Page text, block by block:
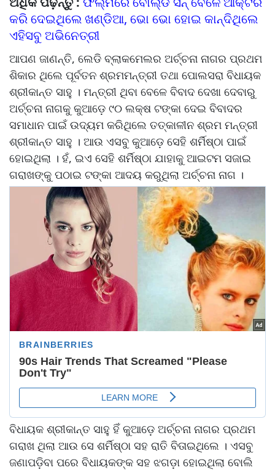
କରି ଦେଇଥିଲେ ଖଣ୍ଡିଆ, ଭୋ ଭୋ ହୋଇ କାନ୍ଦିଥିଲେ
ଏହିସବୁ ଅଭିନେତ୍ରୀ
ଆପଣ ଜାଣନ୍ତି, ଲେଡି ବ୍ଲାକମେଲର ଅର୍ଚ୍ଚନା ନାଗର ପ୍ରଥମ
ଶିକାର ଥିଲେ ପୂର୍ବତନ ଶ୍ରମମନ୍ତ୍ରୀ ତଥା ପୋଲସରା ବିଧାୟକ
ଶ୍ରୀକାନ୍ତ ସାହୁ । ମନ୍ତ୍ରୀ ଥିବା ବେଳେ ବିବାଦ ଦେଖା ଦେବାରୁ
ଅର୍ଚ୍ଚନା ନାଗକୁ କୁଆଡ଼େ ୯୦ ଲକ୍ଷ ଟଙ୍କା ଦେଇ ବିବାଦର
ସମାଧାନ ପାଇଁ ଉଦ୍ୟମ କରିଥିଲେ ତତ୍କାଳୀନ ଶ୍ରମ ମନ୍ତ୍ରୀ
ଶ୍ରୀକାନ୍ତ ସାହୁ । ଆଉ ଏସବୁ କୁଆଡ଼େ ସେହି ଶର୍ମିଷ୍ଠା ପାଇଁ
ହୋଇଥିଲା । ହଁ, ଇଏ ସେହି ଶର୍ମିଷ୍ଠା ଯାହାକୁ ଆଇଟମ ସଜାଇ
ଗରାଖଙ୍କୁ ପଠାଇ ଟଙ୍କା ଆଦୟ କରୁଥିଲା ଅର୍ଚ୍ଚନା ନାଗ ।
ବିଧାୟକ ଶ୍ରୀକାନ୍ତ ସାହୁ ହିଁ କୁଆଡ଼େ ଅର୍ଚ୍ଚନା ନାଗର ପ୍ରଥମ
ଗରାଖ ଥିଲା ଆଉ ସେ ଶର୍ମିଷ୍ଠା ସହ ରାତି ବିତାଇଥିଲେ । ଏସବୁ
ଜଣାପଡ଼ିବା ପରେ ବିଧାୟକଙ୍କ ସହ ଝଗଡ଼ା ହୋଇଥିଲା ବୋଲି